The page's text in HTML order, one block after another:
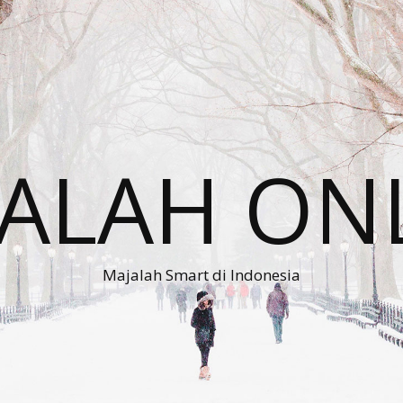
Majalah Smart di Indonesia